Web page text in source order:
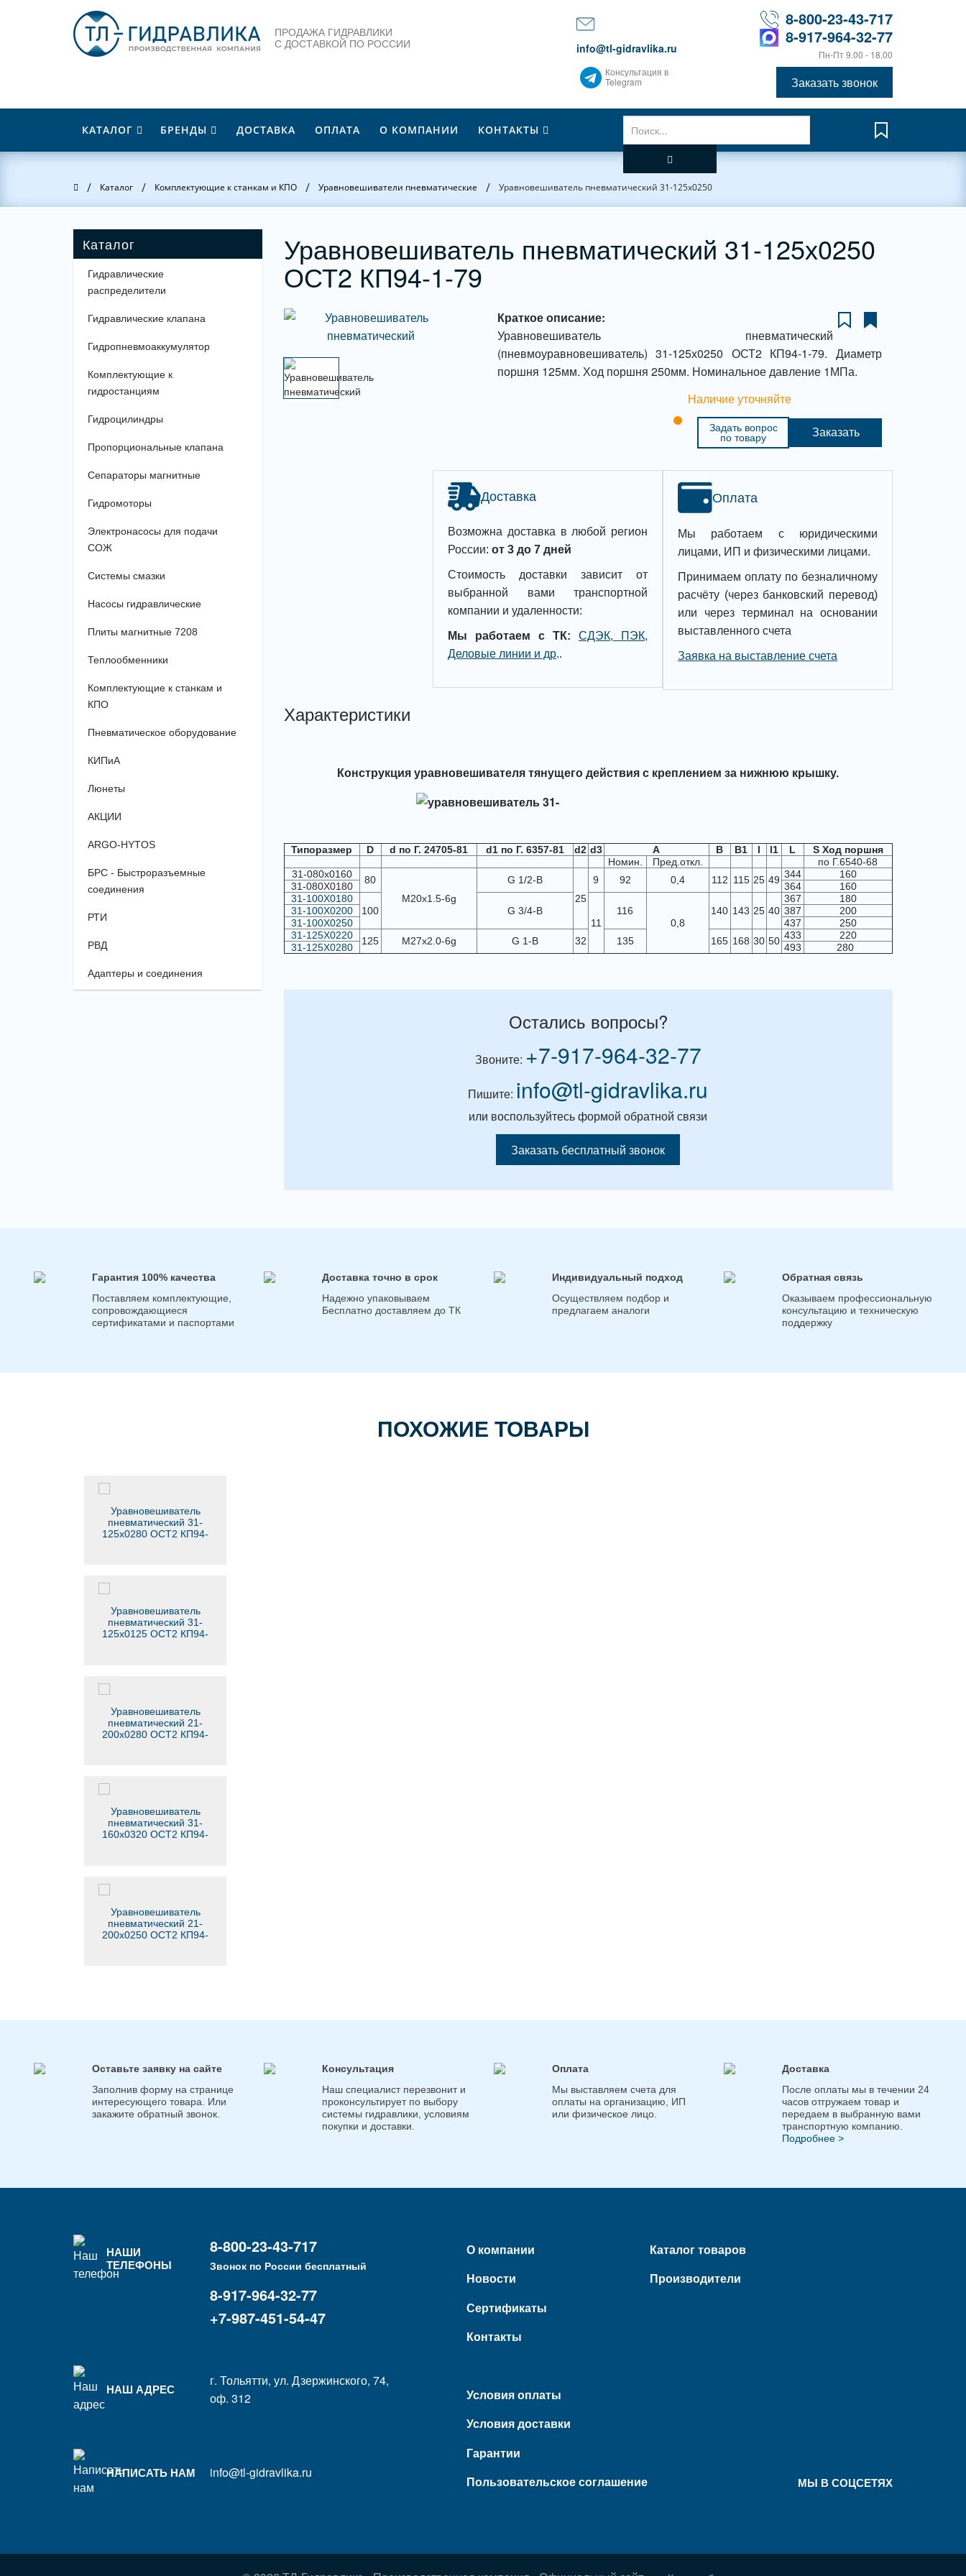
ПРОДАЖА ГИДРАВЛИКИ
С ДОСТАВКОЙ ПО РОССИИ
info@tl-gidravlika.ru
8-800-23-43-717
8-917-964-32-77
Пн-Пт 9.00 - 18.00
Консультация в
Telegram
Заказать звонок
КАТАЛОГ БРЕНДЫ ДОСТАВКА ОПЛАТА О КОМПАНИИ КОНТАКТЫ
Главная
/ Каталог / Комплектующие к станкам и КПО / Уравновешиватели пневматические / Уравновешиватель пневматический 31-125х0250
Гидравлические
распределители
Гидравлические клапана
Гидропневмоаккумулятор
Комплектующие к
гидростанциям
Гидроцилиндры
Пропорциональные клапана
Сепараторы магнитные
Гидромоторы
Электронасосы для подачи
СОЖ
Системы смазки
Насосы гидравлические
Плиты магнитные 7208
Теплообменники
Комплектующие к станкам и
КПО
Пневматическое оборудование
КИПиА
Люнеты
АКЦИИ
ARGO-HYTOS
БРС - Быстроразъемные
соединения
РТИ
РВД
Адаптеры и соединения
Уравновешиватель пневматический 31-125х0250
ОСТ2 КП94-1-79
Краткое описание:
Уравновешиватель пневматический
(пневмоуравновешиватель) 31-125х0250 ОСТ2 КП94-1-79. Диаметр
поршня 125мм. Ход поршня 250мм. Номинальное давление 1МПа.
Наличие уточняйте
Задать вопрос
по товару
Заказать
Оплата
Мы работаем с юридическими
лицами, ИП и физическими лицами.
Принимаем оплату по безналичному
расчёту (через банковский перевод)
или через терминал на основании
выставленного счета
Заявка на выставление счета
Доставка
Возможна доставка в любой регион
России: от 3 до 7 дней
Стоимость доставки зависит от
выбранной вами транспортной
компании и удаленности:
Мы работаем с ТК:
СДЭК, ПЭК,
Деловые линии и др..
Характеристики
Конструкция уравновешивателя тянущего действия с креплением за нижнюю крышку.
Типоразмер D d по Г. 24705-81 d1 по Г. 6357-81 d2 d3 А В В1 l l1 L
S Ход поршня
Номин.
Пред.откл.
по Г.6540-68
31-080х0160
80
М20х1.5-6g
G 1/2-В
25
9 92 0,4 112 115 25 49 344
160
31-080Х0180
364
160
31-100Х0180
100
G 3/4-В
11
116
0,8
140 143 25 40
367
180
31-100Х0200
387
200
31-100Х0250
437
250
31-125Х0220
125 М27х2.0-6g G 1-В 32 135 165 168 30 50 433
220
31-125Х0280
493 280
Остались вопросы?
Звоните: +7-917-964-32-77
Пишите: info@tl-gidravlika.ru
или воспользуйтесь формой обратной связи
Заказать бесплатный звонок
Гарантия 100% качества
Поставляем комплектующие,
сопровождающиеся
сертификатами и паспортами
Доставка точно в срок
Надежно упаковываем
Бесплатно доставляем до ТК
Индивидуальный подход
Осуществляем подбор и
предлагаем аналоги
Обратная связь
Оказываем профессиональную
консультацию и техническую
поддержку
ПОХОЖИЕ ТОВАРЫ
Уравновешиватель
пневматический 31-
125х0280 ОСТ2 КП94-
Уравновешиватель
пневматический 31-
125х0125 ОСТ2 КП94-
Уравновешиватель
пневматический 21-
200х0280 ОСТ2 КП94-
Уравновешиватель
пневматический 31-
160х0320 ОСТ2 КП94-
Уравновешиватель
пневматический 21-
200х0250 ОСТ2 КП94-
Оставьте заявку на сайте
Заполнив форму на странице
интересующего товара. Или
закажите обратный звонок.
Консультация
Наш специалист перезвонит и
проконсультирует по выбору
системы гидравлики, условиям
покупки и доставки.
Оплата
Мы выставляем счета для
оплаты на организацию, ИП
или физическое лицо.
Доставка
После оплаты мы в течении 24
часов отгружаем товар и
передаем в выбранную вами
транспортную компанию.
Подробнее >
НАШИ
ТЕЛЕФОНЫ
8-800-23-43-717
Звонок по России бесплатный
8-917-964-32-77
+7-987-451-54-47
НАШ АДРЕС
г. Тольятти, ул. Дзержинского, 74,
оф. 312
НАПИСАТЬ НАМ info@tl-gidravlika.ru
О компании
Новости
Сертификаты
Контакты
Условия оплаты
Условия доставки
Гарантии
Пользовательское соглашение
Каталог товаров
Производители
МЫ В СОЦСЕТЯХ